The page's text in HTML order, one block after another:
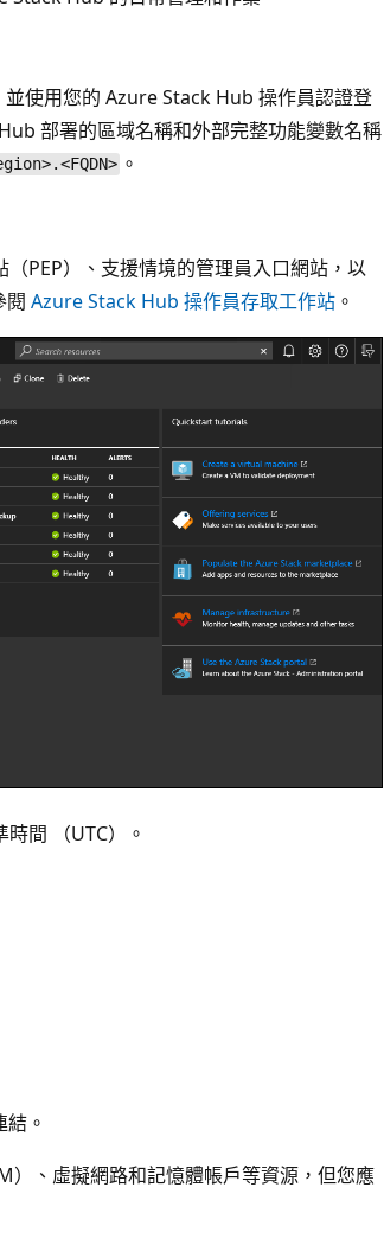
使用您的 Azure Stack Hub 操作員認證登
部署的區域名稱和外部完整功能變數名稱
。
PEP）、支援情境的管理員入口網站，以
閱 Azure Stack Hub 操作員存取工作站 。
間 （UTC）。
。
）、虛擬網路和記憶體帳戶等資源，但您應